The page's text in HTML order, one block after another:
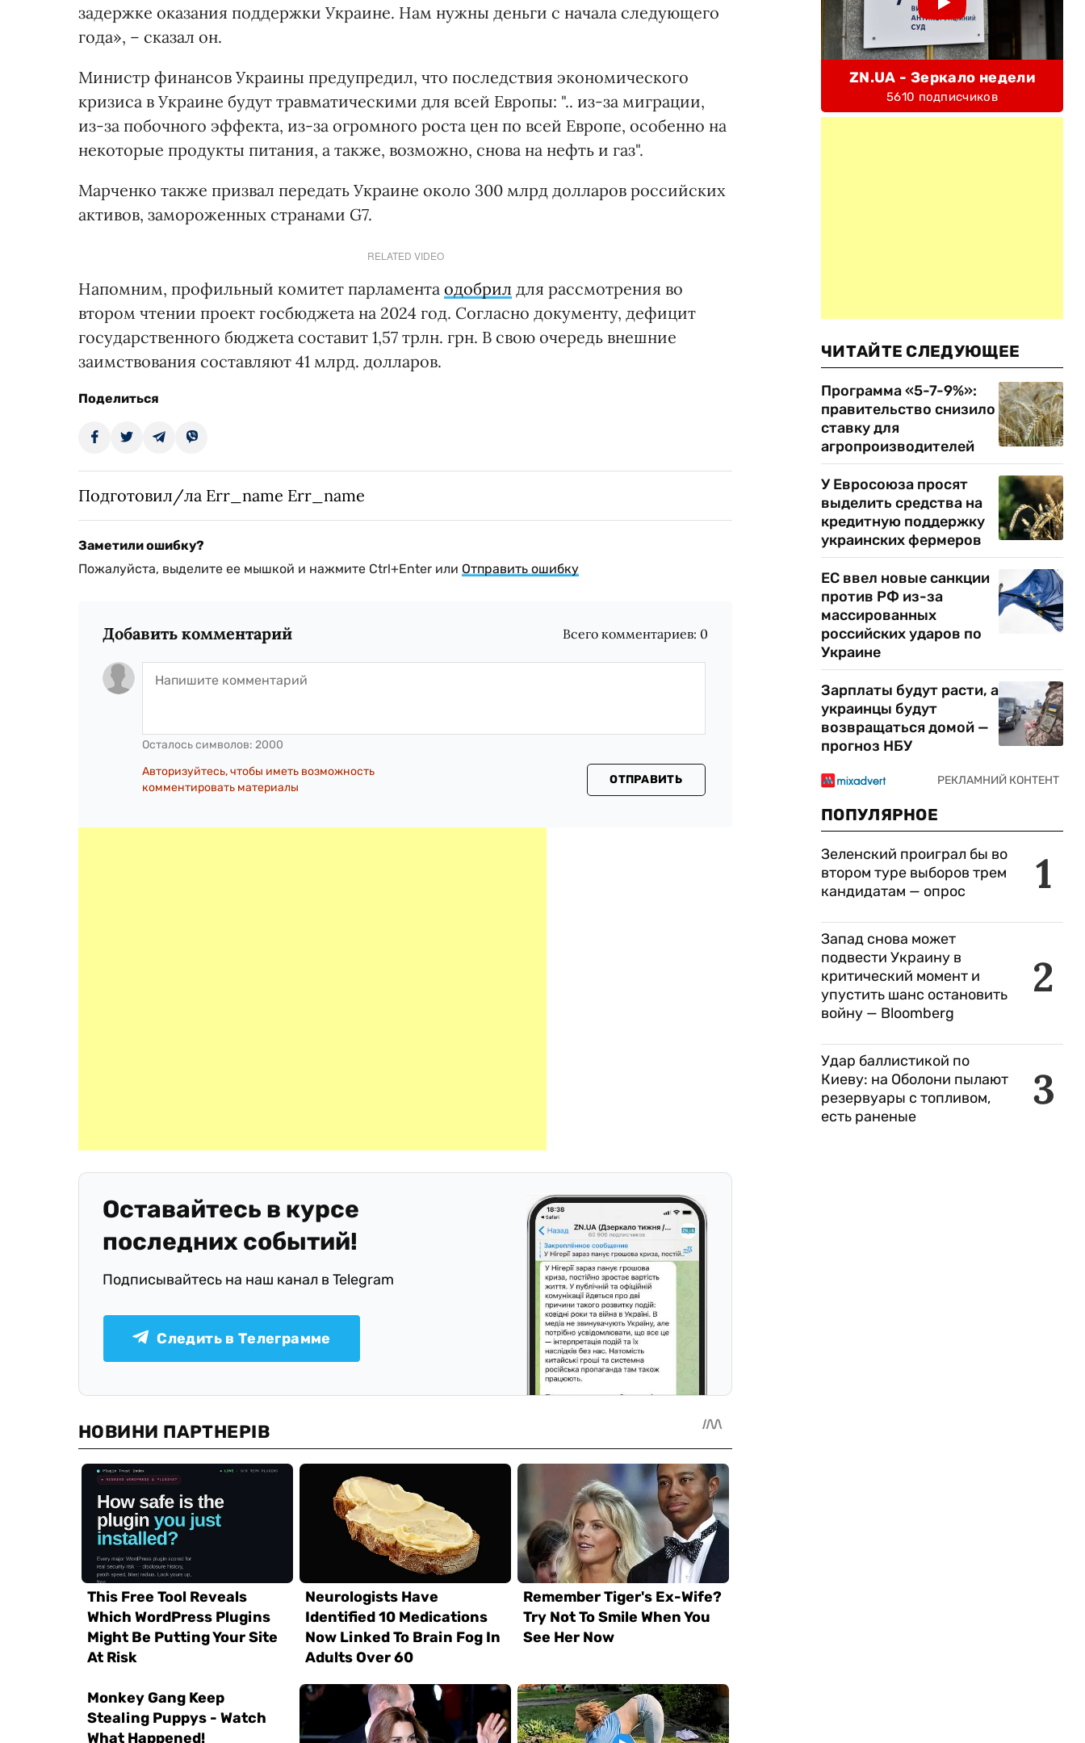
задержке оказания поддержки Украине. Нам нужны деньги с начала следующего
года», – сказал он.
Министр финансов Украины предупредил, что последствия экономического
кризиса в Украине будут травматическими для всей Европы: ".. из-за миграции,
из-за побочного эффекта, из-за огромного роста цен по всей Европе, особенно на
некоторые продукты питания, а также, возможно, снова на нефть и газ".
Марченко также призвал передать Украине около 300 млрд долларов российских
активов, замороженных странами G7.
RELATED VIDEO
Напомним, профильный комитет парламента одобрил для рассмотрения во
втором чтении проект госбюджета на 2024 год. Согласно документу, дефицит
государственного бюджета составит 1,57 трлн. грн. В свою очередь внешние
заимствования составляют 41 млрд. долларов.
Поделиться
Подготовил/ла Err_name Err_name
Заметили ошибку?
Пожалуйста, выделите ее мышкой и нажмите Ctrl+Enter или Отправить ошибку
Добавить комментарий Всего комментариев: 0
Осталось символов: 2000
Авторизуйтесь, чтобы иметь возможность
комментировать материалы
ОТПРАВИТЬ
Оставайтесь в курсе
последних событий!
Подписывайтесь на наш канал в Telegram
Следить в Телеграмме
ZN.UA - Зеркало недели
5610 подписчиков
ЧИТАЙТЕ СЛЕДУЮЩЕЕ
Программа «5-7-9%»:
правительство снизило
ставку для
агропроизводителей
У Евросоюза просят
выделить средства на
кредитную поддержку
украинских фермеров
ЕС ввел новые санкции
против РФ из-за
массированных
российских ударов по
Украине
Зарплаты будут расти, а
украинцы будут
возвращаться домой —
прогноз НБУ
ПОПУЛЯРНОЕ
1
Зеленский проиграл бы во
втором туре выборов трем
кандидатам — опрос
2
Запад снова может
подвести Украину в
критический момент и
упустить шанс остановить
войну — Bloomberg
3
Удар баллистикой по
Киеву: на Оболони пылают
резервуары с топливом,
есть раненые